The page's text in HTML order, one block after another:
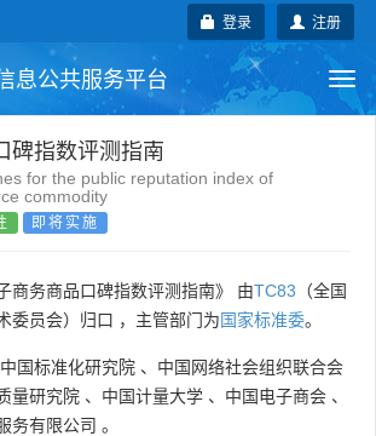
注册
登录
息公共服务平台
行业标准
企业标准
碑指数评测指南
for the public reputation index of
commodity
即将实施
商务商品口碑指数评测指南》 由TC83 （全国
委员会）归口 ，主管部门为国家标准委。
中国标准化研究院 、 中国网络社会组织联合会
量研究院 、 中国计量大学 、 中国电子商会 、
务有限公司 。